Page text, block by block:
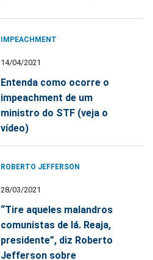
IMPEACHMENT
14/04/2021
Entenda como ocorre o
impeachment de um
ministro do STF (veja o
vídeo)
ROBERTO JEFFERSON
28/03/2021
“Tire aqueles malandros
comunistas de lá. Reaja,
presidente”, diz Roberto
Jefferson sobre